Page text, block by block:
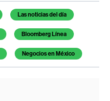
Las noticias del día
Bloomberg Línea
Negocios en México